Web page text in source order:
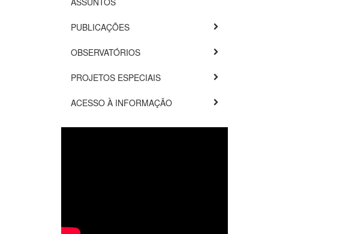
PUBLICAÇÕES
OBSERVATÓRIOS
PROJETOS ESPECIAIS
ACESSO À INFORMAÇÃO